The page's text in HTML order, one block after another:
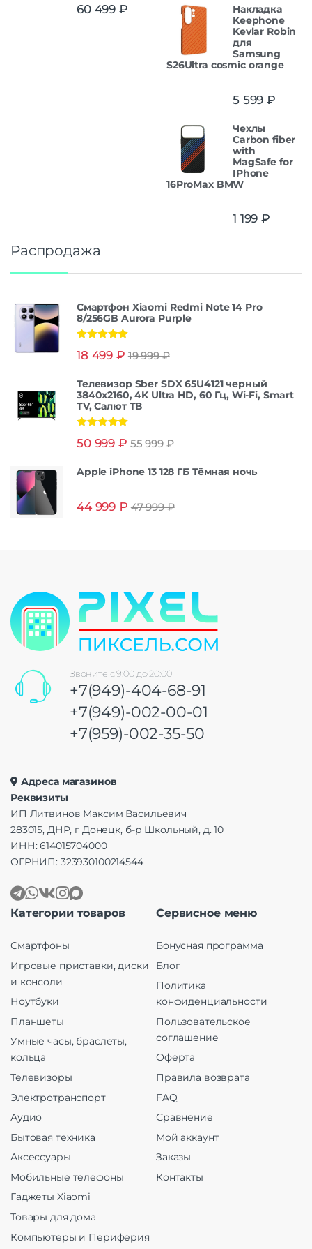
60 499 ₽
Накладка
Keephone
Kevlar Robin
для
Samsung
S26Ultra cosmic orange
5 599 ₽
Чехлы
Carbon fiber
with
MagSafe for
IPhone
16ProMax BMW
1 199 ₽
Распродажа
Смартфон Xiaomi Redmi Note 14 Pro
8/256GB Aurora Purple
из 5
18 499 ₽ 19 999₽
Телевизор Sber SDX 65U4121 черный
3840x2160, 4K Ultra HD, 60 Гц, Wi-Fi, Smart
TV, Салют ТВ
из 5
50 999 ₽ 55 999₽
Apple iPhone 13 128 ГБ Тёмная ночь
44 999 ₽ 47 999₽
Звоните с 9:00 до 20:00
+7(949)-404-68-91
+7(949)-002-00-01
+7(959)-002-35-50
Адреса магазинов
Реквизиты
ИП Литвинов Максим Васильевич
283015, ДНР, г Донецк, б-р Школьный, д. 10
ИНН: 614015704000
ОГРНИП: 323930100214544
Категории товаров
Смартфоны
Игровые приставки, диски
и консоли
Ноутбуки
Планшеты
Умные часы, браслеты,
кольца
Телевизоры
Электротранспорт
Аудио
Бытовая техника
Аксессуары
Мобильные телефоны
Гаджеты Xiaomi
Товары для дома
Компьютеры и Периферия
Сервисное меню
Бонусная программа
Блог
Политика
конфиденциальности
Пользовательское
соглашение
Оферта
Правила возврата
FAQ
Сравнение
Мой аккаунт
Заказы
Контакты